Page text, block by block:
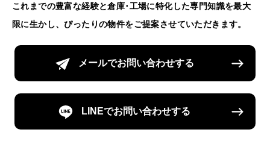
これまでの豊富な経験と倉庫･工場に特化した専門知識を最大
限に生かし、ぴったりの物件をご提案させていただきます。
メールでお問い合わせする
LINEでお問い合わせする